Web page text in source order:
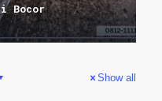
Bocor
Show all